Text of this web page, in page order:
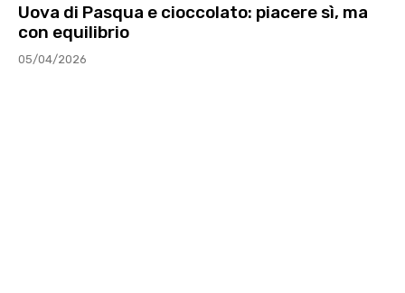
Uova di Pasqua e cioccolato: piacere sì, ma
con equilibrio
05/04/2026